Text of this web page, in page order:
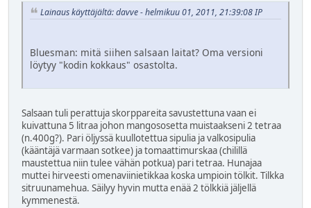
Lainaus käyttäjältä: davve - helmikuu 01, 2011, 21:39:08 IP
Bluesman: mitä siihen salsaan laitat? Oma versioni
löytyy "kodin kokkaus" osastolta.
Salsaan tuli perattuja skorppareita savustettuna vaan ei
kuivattuna 5 litraa johon mangososetta muistaakseni 2 tetraa
(n.400g?). Pari öljyssä kuullotettua sipulia ja valkosipulia
(kääntäjä varmaan sotkee) ja tomaattimurskaa (chilillä
maustettua niin tulee vähän potkua) pari tetraa. Hunajaa
muttei hirveesti omenaviinietikkaa koska umpioin tölkit. Tilkka
sitruunamehua. Säilyy hyvin mutta enää 2 tölkkiä jäljellä
kymmenestä.